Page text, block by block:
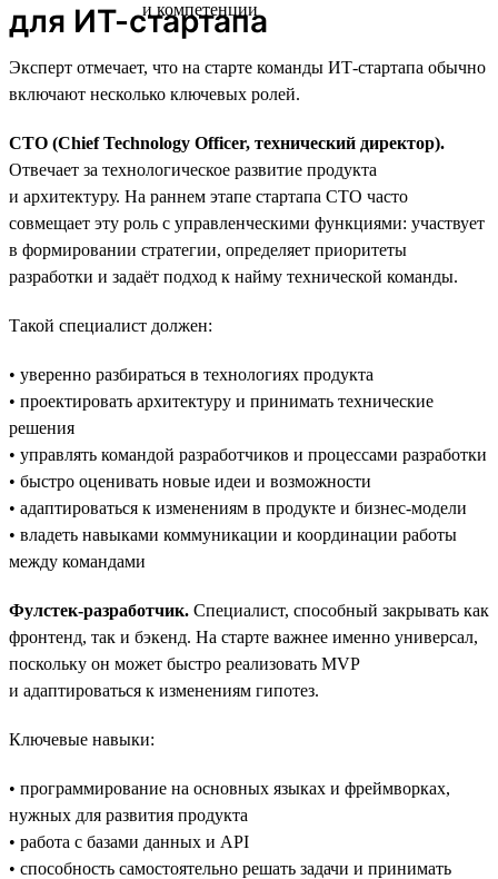
для ИТ-стартапа
Эксперт отмечает, что на старте команды ИТ-стартапа обычно
включают несколько ключевых ролей.
CTO (Chief Technology Officer, технический директор).
Отвечает за технологическое развитие продукта
и архитектуру. На раннем этапе стартапа CTO часто
совмещает эту роль с управленческими функциями: участвует
в формировании стратегии, определяет приоритеты
разработки и задаёт подход к найму технической команды.
Такой специалист должен:
• уверенно разбираться в технологиях продукта
• проектировать архитектуру и принимать технические
решения
• управлять командой разработчиков и процессами разработки
• быстро оценивать новые идеи и возможности
• адаптироваться к изменениям в продукте и бизнес-модели
• владеть навыками коммуникации и координации работы
между командами
Фулстек-разработчик. Специалист, способный закрывать как
фронтенд, так и бэкенд. На старте важнее именно универсал,
поскольку он может быстро реализовать MVP
и адаптироваться к изменениям гипотез.
Ключевые навыки:
• программирование на основных языках и фреймворках,
нужных для развития продукта
• работа с базами данных и API
• способность самостоятельно решать задачи и принимать